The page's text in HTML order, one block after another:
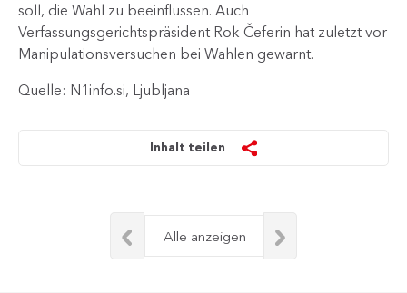
soll, die Wahl zu beeinflussen. Auch
Verfassungsgerichtspräsident Rok Čeferin hat zuletzt vor
Manipulationsversuchen bei Wahlen gewarnt.
Quelle: N1info.si, Ljubljana
Inhalt teilen
Alle anzeigen